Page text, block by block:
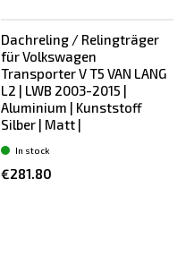
Dachreling / Relingträger
für Volkswagen
Transporter V T5 VAN LANG
L2 | LWB 2003-2015 |
Aluminium | Kunststoff
Silber | Matt |
€281.80
In stock